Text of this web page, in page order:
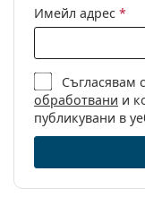
инструкциите
Пол:
Категория:
Марка:
Код:
Имейл адрес *
Съгласявам
обработвани и
публикувани в